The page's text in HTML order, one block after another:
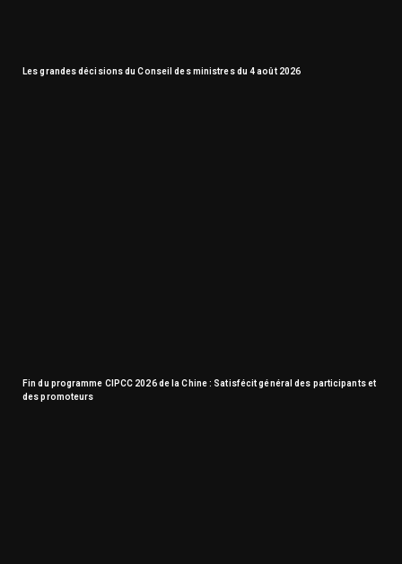
Les grandes décisions du Conseil des ministres du 4 août 2026
Fin du programme CIPCC 2026 de la Chine : Satisfécit général des participants et
des promoteurs